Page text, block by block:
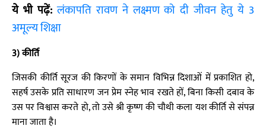
ये भी पढ़ें: लंकापति रावण ने लक्ष्मण को दी जीवन हेतु ये 3
अमूल्य शिक्षा
3) कीर्ति
जिसकी कीर्ति सूरज की किरणों के समान विभिन्न दिशाओं में प्रकाशित हो,
सहर्ष उसके प्रति साधारण जन प्रेम स्नेह भाव रखते हों, बिना किसी दबाव के
उस पर विश्वास करते हो, तो उसे श्री कृष्ण की चौथी कला यश कीर्ति से संपन्न
माना जाता है।